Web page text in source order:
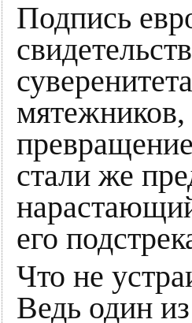
Подпись
стали же
его
Что не
Ведь один